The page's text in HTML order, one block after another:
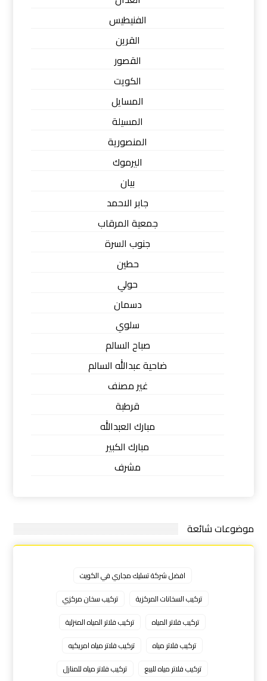
الفنيطيس
القرين
القصور
الكويت
المسايل
المسيلة
المنصورية
اليرموك
بيان
جابر الاحمد
جمعية المرقاب
جنوب السرة
حطين
حولي
دسمان
سلوي
صباح السالم
ضاحية عبدالله السالم
غير مصنف
قرطبة
مبارك العبدالله
مبارك الكبير
مشرف
موضوعات شائعة
افضل شركة تسليك مجاري في الكويت
تركيب السخانات المركزية
تركيب سخان مركزي
تركيب فلاتر المياه
تركيب فلاتر المياه المنزلية
تركيب فلاتر مياه
تركيب فلاتر مياه امريكيه
تركيب فلاتر مياه للبيع
تركيب فلاتر مياه للمنازل